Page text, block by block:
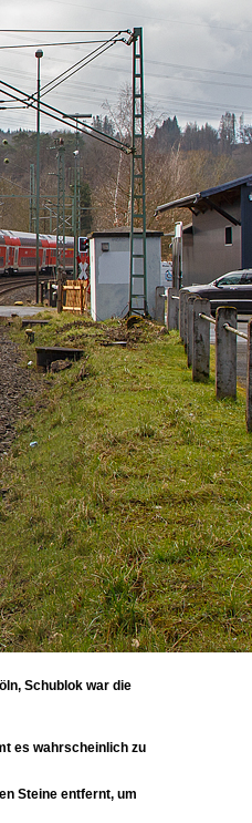
Schublok war die
es wahrscheinlich zu
Steine entfernt, um